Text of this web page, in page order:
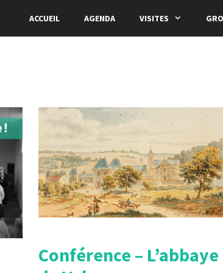
ACCUEIL AGENDA VISITES
Conférence – L’abbaye